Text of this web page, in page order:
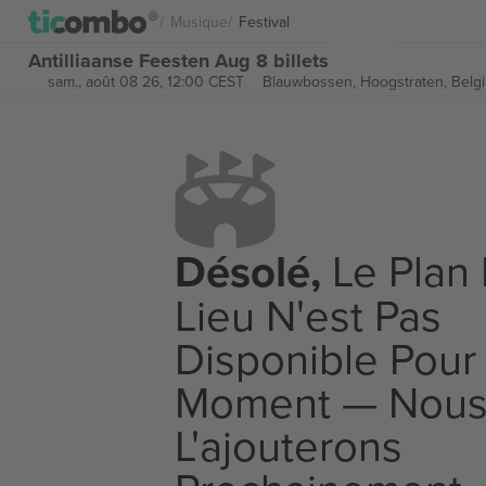
Musique Festival
Antilliaanse Feesten Aug 8 billets
sam., août 08 26, 12:00 CEST Blauwbossen, Hoogstraten,
Désolé, Le Plan
Lieu N'est Pas
Disponible Pour
Moment — Nous
L'ajouterons